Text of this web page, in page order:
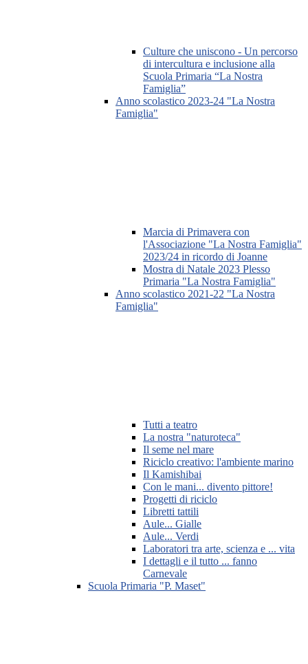
Culture che uniscono - Un percorso
di intercultura e inclusione alla
Scuola Primaria “La Nostra
Famiglia”
Anno scolastico 2023-24 "La Nostra
Famiglia"
Marcia di Primavera con
l'Associazione "La Nostra Famiglia"
2023/24 in ricordo di Joanne
Mostra di Natale 2023 Plesso
Primaria "La Nostra Famiglia"
Anno scolastico 2021-22 "La Nostra
Famiglia"
Tutti a teatro
La nostra "naturoteca"
Il seme nel mare
Riciclo creativo: l'ambiente marino
Il Kamishibai
Con le mani... divento pittore!
Progetti di riciclo
Libretti tattili
Aule... Gialle
Aule... Verdi
Laboratori tra arte, scienza e ... vita
I dettagli e il tutto ... fanno
Carnevale
Scuola Primaria "P. Maset"